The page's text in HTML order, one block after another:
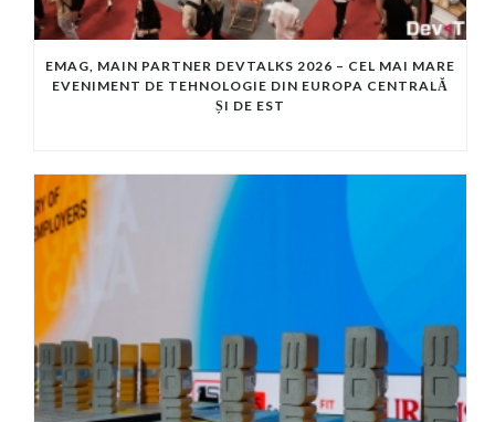
EMAG, MAIN PARTNER DEVTALKS 2026 – CEL MAI MARE
EVENIMENT DE TEHNOLOGIE DIN EUROPA CENTRALĂ
ȘI DE EST